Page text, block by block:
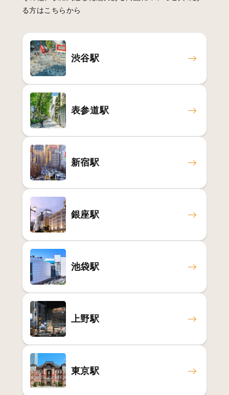
る方はこちらから
渋谷駅
表参道駅
新宿駅
銀座駅
池袋駅
上野駅
東京駅